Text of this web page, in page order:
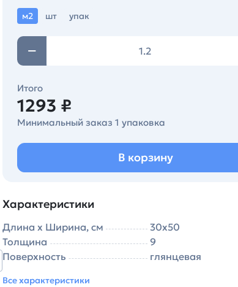
м2 шт упак
Итого
1293 ₽
Минимальный заказ 1 упаковка
В корзину
Характеристики
Длина х Ширина, см
30х50
Толщина
9
Поверхность
глянцевая
Все характеристики